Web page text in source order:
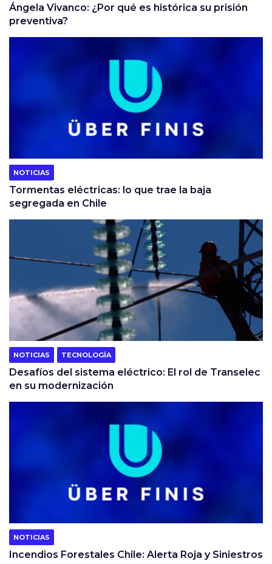
Ángela Vivanco: ¿Por qué es histórica su prisión
preventiva?
NOTICIAS
Tormentas eléctricas: lo que trae la baja
segregada en Chile
NOTICIAS TECNOLOGÍA
Desafíos del sistema eléctrico: El rol de Transelec
en su modernización
NOTICIAS
Incendios Forestales Chile: Alerta Roja y Siniestros